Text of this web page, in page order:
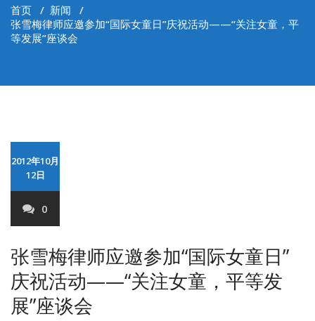
首页 / 新闻 /
张雪梅律师应邀参加“国际女童日”庆祝活动——“关注女童，平
等发展”座谈会
2012年10月
12日
0
张雪梅律师应邀参加“国际女童日”
庆祝活动——“关注女童，平等发
展”座谈会